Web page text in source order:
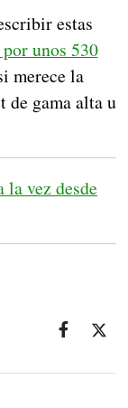
estas
unos 530
merece la
de gama alta u
vez desde